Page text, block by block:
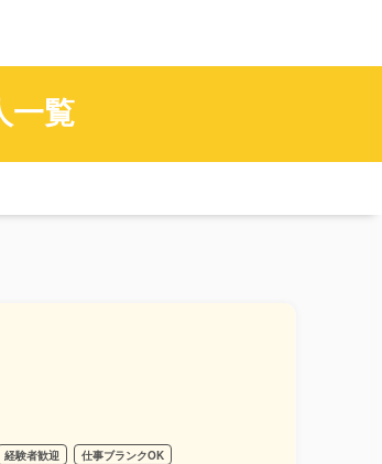
一覧
経験者歓迎 仕事ブランクOK